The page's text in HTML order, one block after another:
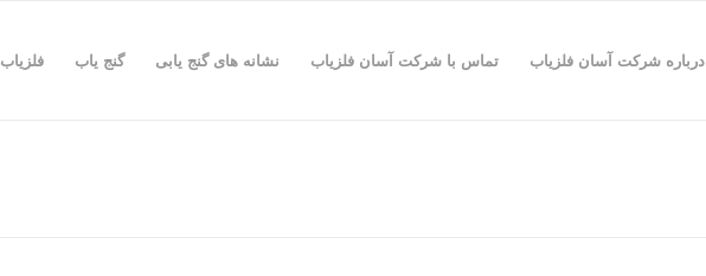
درباره شرکت آسان فلزیاب تماس با شرکت آسان فلزیاب نشانه های گنج یابی گنج یاب فلزیاب